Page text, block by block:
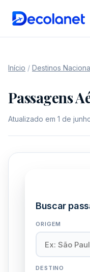
Início / Destinos
Passagens
Atualizado em 1 de
Buscar
ORIGEM
DESTINO